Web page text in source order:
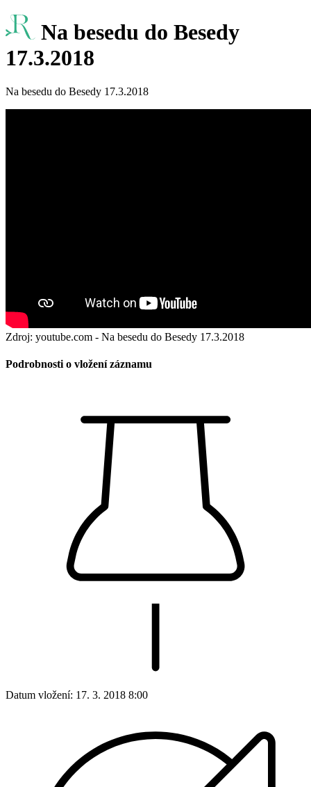
Na besedu do Besedy
17.3.2018
Na besedu do Besedy 17.3.2018
Zdroj: youtube.com - Na besedu do Besedy 17.3.2018
Podrobnosti o vložení záznamu
Datum vložení: 17. 3. 2018 8:00